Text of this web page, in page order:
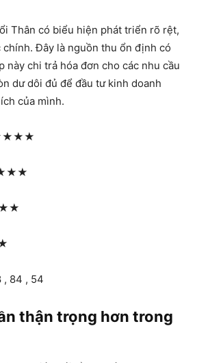
Thân có biểu hiện phát triển rõ rệt,
Đây là nguồn thu ổn định có
này chi trả hóa đơn cho các nhu cầu
dư dôi đủ để đầu tư kinh doanh
của mình.
, 84 , 54
thận trọng hơn trong